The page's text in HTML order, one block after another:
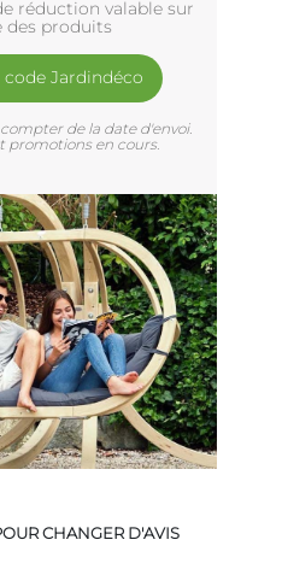
réduction valable sur
des produits
Jardindéco
de la date d'envoi.
promotions en cours.
CHANGER D'AVIS